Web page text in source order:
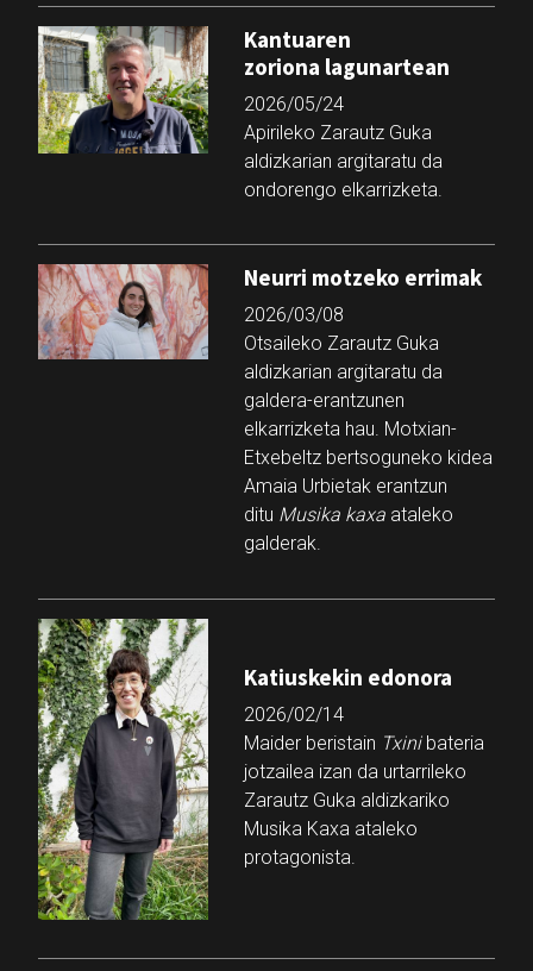
Kantuaren
zoriona lagunartean
2026/05/24
Apirileko Zarautz Guka
aldizkarian argitaratu da
ondorengo elkarrizketa.
Neurri motzeko errimak
2026/03/08
Otsaileko Zarautz Guka
aldizkarian argitaratu da
galdera-erantzunen
elkarrizketa hau. Motxian-
Etxebeltz bertsoguneko kidea
Amaia Urbietak erantzun
ditu Musika kaxa ataleko
galderak.
Katiuskekin edonora
2026/02/14
Maider beristain Txinibateria
jotzailea izan da urtarrileko
Zarautz Guka aldizkariko
Musika Kaxa ataleko
protagonista.